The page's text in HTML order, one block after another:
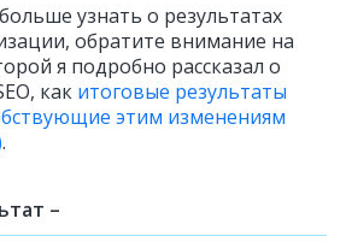
узнать о результатах
обратите внимание на
я подробно рассказал о
как итоговые результаты
этим изменениям
.
–